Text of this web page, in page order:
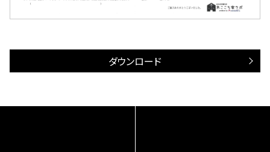
ダウンロード